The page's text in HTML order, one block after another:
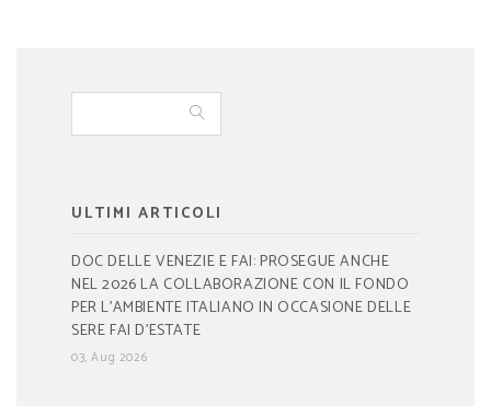
ULTIMI ARTICOLI
DOC DELLE VENEZIE E FAI: PROSEGUE ANCHE
NEL 2026 LA COLLABORAZIONE CON IL FONDO
PER L’AMBIENTE ITALIANO IN OCCASIONE DELLE
SERE FAI D’ESTATE
03, Aug 2026